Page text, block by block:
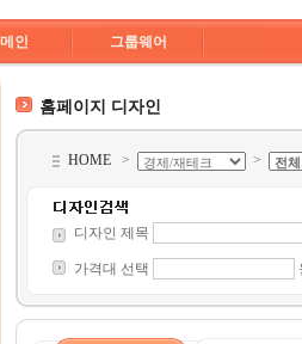
인 그룹웨어
홈페이지 디자인
HOME > >
디자인 제목
가격대 선택